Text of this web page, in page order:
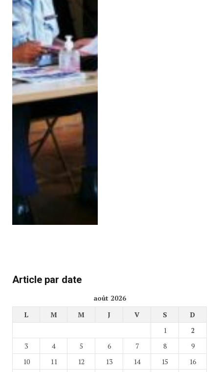
Article par date
août 2026
L
M M J V S
D
1
2
3
4 5 6 7 8
9
10
11 12 13 14 15
16